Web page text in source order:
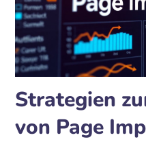
Strategien
von Page